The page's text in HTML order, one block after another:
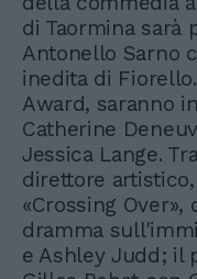
di Taormina sarà
Antonello Sarno
inedita di
Award, saranno
Catherine
Jessica Lange.
direttore
«Crossing
dramma
e Ashley Judd; il